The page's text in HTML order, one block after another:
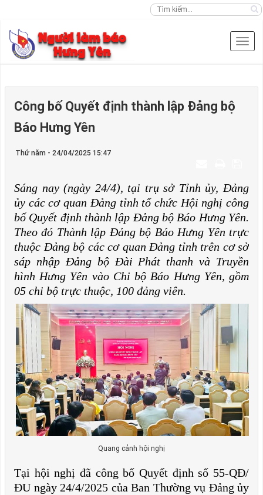
Công bố Quyết định thành lập Đảng bộ
Báo Hưng Yên
Thứ năm - 24/04/2025 15:47
Sáng nay (ngày 24/4), tại trụ sở Tỉnh ủy, Đảng
ủy các cơ quan Đảng tỉnh tổ chức Hội nghị công
bố Quyết định thành lập Đảng bộ Báo Hưng Yên.
Theo đó Thành lập Đảng bộ Báo Hưng Yên trực
thuộc Đảng bộ các cơ quan Đảng tỉnh trên cơ sở
sáp nhập Đảng bộ Đài Phát thanh và Truyền
hình Hưng Yên vào Chi bộ Báo Hưng Yên, gồm
05 chi bộ trực thuộc, 100 đảng viên.
Quang cảnh hội nghị
Tại hội nghị đã công bố Quyết định số 55-QĐ/
ĐU ngày 24/4/2025 của Ban Thường vụ Đảng ủy